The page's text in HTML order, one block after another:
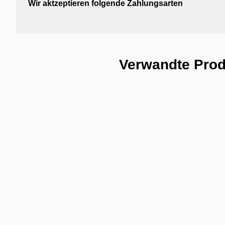
Wir aktzeptieren folgende Zahlungsarten
Verwandte